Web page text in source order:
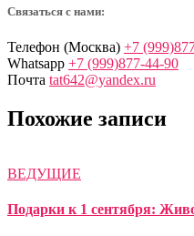
Связаться с нами:
Телефон (Москва) +7
Whatsapp +7 (999)877-44-90
Почта tat642@yandex.ru
Похожие записи
ВЕДУЩИЕ
Подарки к 1 сентября: